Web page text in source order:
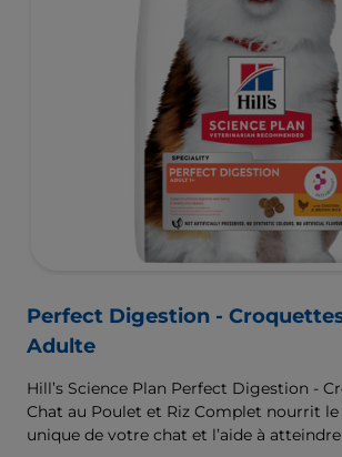
Perfect Digestion -
Adulte
Hill’s Science Plan Perfect Digestion -
Chat au Poulet et Riz Complet nourrit
unique de votre chat et l’aide à